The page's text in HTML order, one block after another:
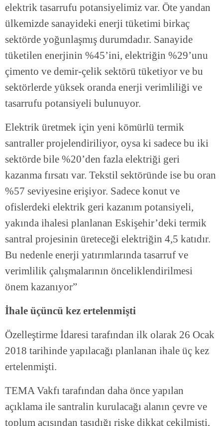
elektrik tasarrufu potansiyelimiz var. Öte yandan
ülkemizde sanayideki enerji tüketimi birkaç
sektörde yoğunlaşmış durumdadır. Sanayide
tüketilen enerjinin %45’ini, elektriğin %29’unu
çimento ve demir-çelik sektörü tüketiyor ve bu
sektörlerde yüksek oranda enerji verimliliği ve
tasarrufu potansiyeli bulunuyor.
Elektrik üretmek için yeni kömürlü termik
santraller projelendiriliyor, oysa ki sadece bu iki
sektörde bile %20’den fazla elektriği geri
kazanma fırsatı var. Tekstil sektöründe ise bu oran
%57 seviyesine erişiyor. Sadece konut ve
ofislerdeki elektrik geri kazanım potansiyeli,
yakında ihalesi planlanan Eskişehir’deki termik
santral projesinin üreteceği elektriğin 4,5 katıdır.
Bu nedenle enerji yatırımlarında tasarruf ve
verimlilik çalışmalarının önceliklendirilmesi
önem kazanıyor”
İhale üçüncü kez ertelenmişti
Özelleştirme İdaresi tarafından ilk olarak 26 Ocak
2018 tarihinde yapılacağı planlanan ihale üç kez
ertelenmişti.
TEMA Vakfı tarafından daha önce yapılan
açıklama ile santralin kurulacağı alanın çevre ve
toplum açısından taşıdığı riske dikkat çekilmişti,